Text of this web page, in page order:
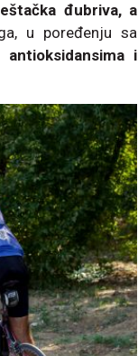
đubriva, a
u poređenju sa
i